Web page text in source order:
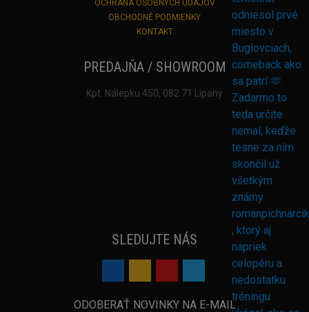
OCHRANA OSOBNÝCH ÚDAJOV
OBCHODNÉ PODMIENKY
KONTAKT
PREDAJŇA / SHOWROOM
Kpt. Nálepku 450, 082 71 Lipany
SLEDUJTE NÁS
ODOBERAŤ NOVINKY NA E-MAIL